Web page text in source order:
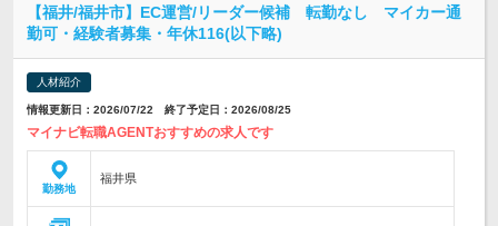
【福井/福井市】EC運営/リーダー候補 転勤なし マイカー通
勤可・経験者募集・年休116(以下略)
人材紹介
情報更新日：2026/07/22 終了予定日：2026/08/25
マイナビ転職AGENTおすすめの求人です
勤務地
福井県